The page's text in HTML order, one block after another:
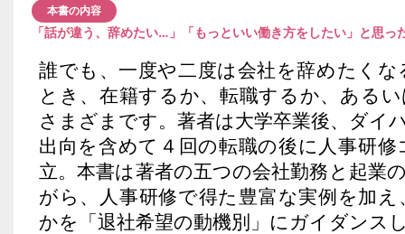
本書の内容
「話が違う、辞めたい…」「もっといい働き方をしたい」と思っ
誰でも、一度や二度は会社を辞めたく
とき、在籍するか、転職するか、ある
さまざまです。著者は大学卒業後、ダイ
出向を含めて４回の転職の後に人事研
立。本書は著者の五つの会社勤務と起業
がら、人事研修で得た豊富な実例を加
かを「退社希望の動機別」にガイダンス